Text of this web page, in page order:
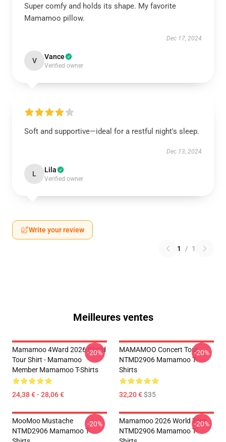
Super comfy and holds its shape. My favorite
Mamamoo pillow.
Dec 17, 2024
V Vance
Verified owner
Soft and supportive—ideal for a restful night's sleep.
Dec 13, 2024
L Lila
Verified owner
Write your review
1 / 1
Meilleures ventes
Mamamoo 4Ward 2026 World
Tour Shirt - Mamamoo
Member Mamamoo T-Shirts
24,38 € - 28,06 €
-20%
MAMAMOO Concert Tour
NTMD2906 Mamamoo T-
Shirts
32,20 €$35
-20%
MooMoo Mustache
NTMD2906 Mamamoo T-
-20%
Mamamoo 2026 World Tour
NTMD2906 Mamamoo T-
-20%